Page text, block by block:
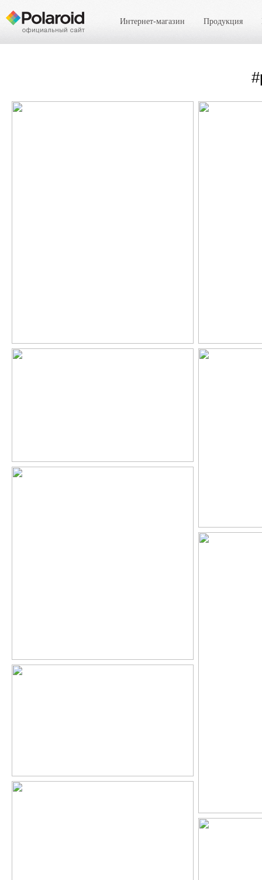
Интернет-магазин Продукция